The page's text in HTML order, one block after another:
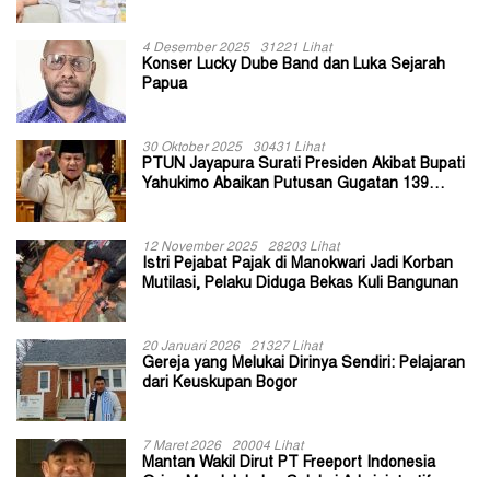
4 Desember 2025 31221 Lihat
Konser Lucky Dube Band dan Luka Sejarah
Papua
30 Oktober 2025 30431 Lihat
PTUN Jayapura Surati Presiden Akibat Bupati
Yahukimo Abaikan Putusan Gugatan 139
12 November 2025 28203 Lihat
Istri Pejabat Pajak di Manokwari Jadi Korban
Mutilasi, Pelaku Diduga Bekas Kuli Bangunan
20 Januari 2026 21327 Lihat
Gereja yang Melukai Dirinya Sendiri: Pelajaran
dari Keuskupan Bogor
7 Maret 2026 20004 Lihat
Mantan Wakil Dirut PT Freeport Indonesia